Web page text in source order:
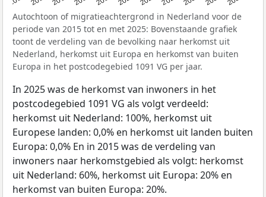
Autochtoon of migratieachtergrond in Nederland voor de
periode van 2015 tot en met 2025: Bovenstaande grafiek
toont de verdeling van de bevolking naar herkomst uit
Nederland, herkomst uit Europa en herkomst van buiten
Europa in het postcodegebied 1091 VG per jaar.
In 2025 was de herkomst van inwoners in het
postcodegebied 1091 VG als volgt verdeeld:
herkomst uit Nederland: 100%, herkomst uit
Europese landen: 0,0% en herkomst uit landen buiten
Europa: 0,0% En in 2015 was de verdeling van
inwoners naar herkomstgebied als volgt: herkomst
uit Nederland: 60%, herkomst uit Europa: 20% en
herkomst van buiten Europa: 20%.